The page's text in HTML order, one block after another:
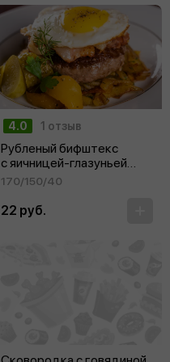
4.0 1 отзыв
Рубленый бифштекс
с яичницей-глазуньей
и жареным картофелем
170/150/40
22 руб.